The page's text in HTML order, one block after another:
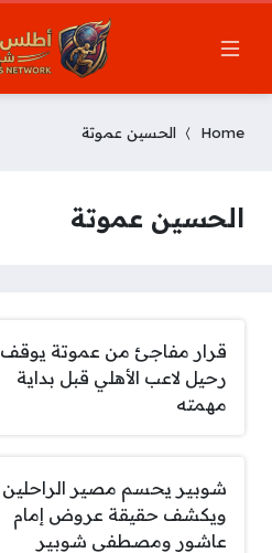
Home الحسين عموتة
الحسين عموتة
قرار مفاجئ من عموتة يوقف
رحيل لاعب الأهلي قبل بداية
مهمته
شوبير يحسم مصير الراحلين
ويكشف حقيقة عروض إمام
عاشور ومصطفى شوبير